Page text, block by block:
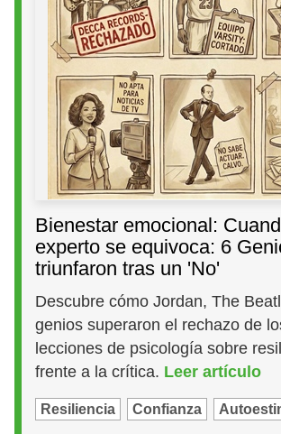
Bienestar emocional:
experto se equivoca: 6
triunfaron tras un 'No'
Descubre cómo Jordan, The
genios superaron el rechazo de
lecciones de psicología sobre
frente a la crítica. Leer artículo
Resiliencia Confianza